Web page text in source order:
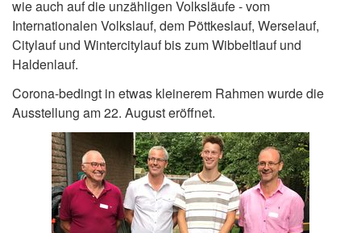
wie auch auf die unzähligen Volksläufe - vom
Internationalen Volkslauf, dem Pöttkeslauf, Werselauf,
Citylauf und Wintercitylauf bis zum Wibbeltlauf und
Haldenlauf.
Corona-bedingt in etwas kleinerem Rahmen wurde die
Ausstellung am 22. August eröffnet.